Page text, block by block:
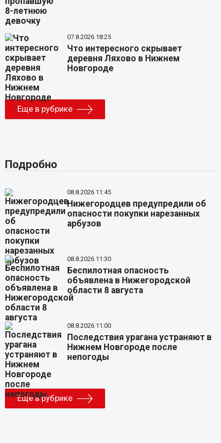
07.8.2026 18:25
Что интересного скрывает
деревня Ляхово в Нижнем
Новгороде
Еще в рубрике
Подробно
08.8.2026 11:45
Нижегородцев предупредили об
опасности покупки нарезанных
арбузов
08.8.2026 11:30
Беспилотная опасность
объявлена в Нижегородской
области 8 августа
08.8.2026 11:00
Последствия урагана устраняют в
Нижнем Новгороде после
непогоды
Еще в рубрике